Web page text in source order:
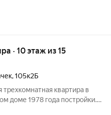
· 10 этаж из 15
,105к2Б
трехкомнатная квартира в
доме 1978 года постройки.